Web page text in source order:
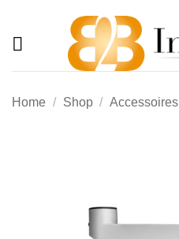
inhoud
Home / Shop / Accessoires